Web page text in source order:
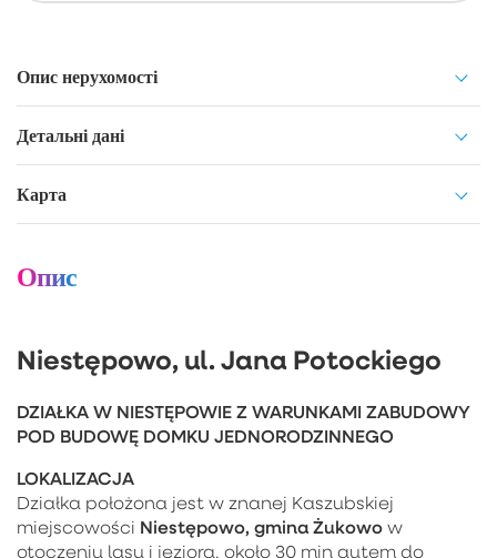
Опис нерухомості
Детальні дані
Карта
Опис
Niestępowo, ul. Jana Potockiego
DZIAŁKA W NIESTĘPOWIE Z WARUNKAMI ZABUDOWY
POD BUDOWĘ DOMKU JEDNORODZINNEGO
LOKALIZACJA
Działka położona jest w znanej Kaszubskiej
miejscowości Niestępowo, gmina Żukowo w
otoczeniu lasu i jeziora, około 30 min autem do